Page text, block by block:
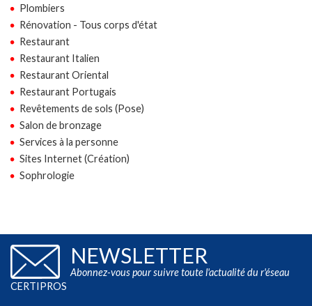
Plombiers
Rénovation - Tous corps d'état
Restaurant
Restaurant Italien
Restaurant Oriental
Restaurant Portugais
Revêtements de sols (Pose)
Salon de bronzage
Services à la personne
Sites Internet (Création)
Sophrologie
NEWSLETTER
Abonnez-vous pour suivre toute l'actualité du r'éseau
CERTIPROS